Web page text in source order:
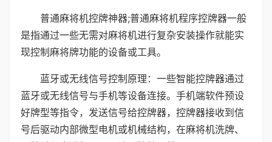
普通麻将机控牌神器;普通麻将机程序控牌器一般
是指通过一些无需对麻将机进行复杂安装操作就能实
现控制麻将牌功能的设备或工具。
蓝牙或无线信号控制原理：一些智能控牌器通过
蓝牙或无线信号与手机等设备连接。手机端软件预设
好牌型等指令，发送信号给控牌器，控牌器接收到信
号后驱动内部微型电机或机械结构，在麻将机洗牌、